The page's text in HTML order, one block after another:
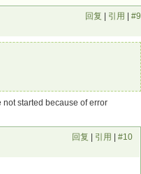
回复 引用 #9
started because of error
回复 引用 #10